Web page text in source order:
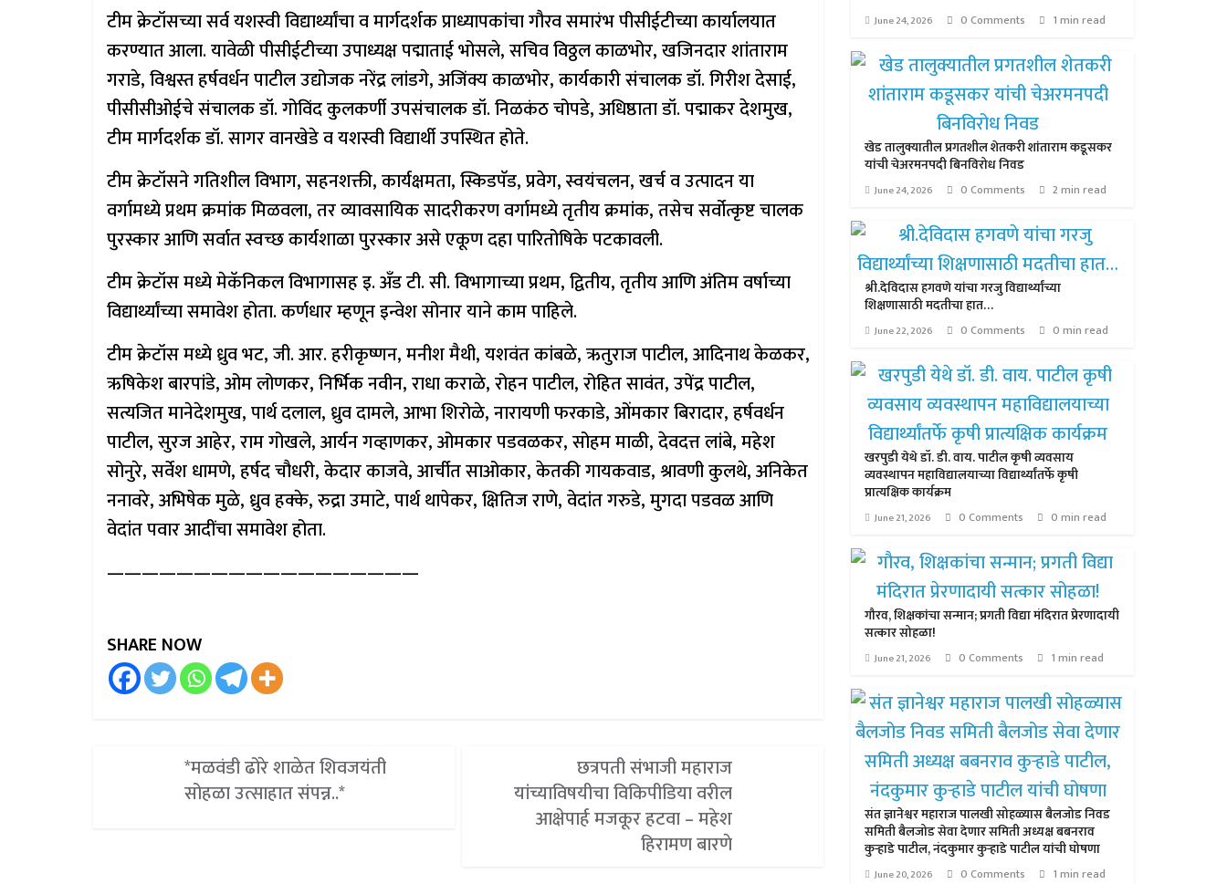
टीम क्रेटॉसच्या सर्व यशस्वी विद्यार्थ्यांचा व मार्गदर्शक प्राध्यापकांचा गौरव समारंभ पीसीईटीच्या कार्यालयात
करण्यात आला. यावेळी पीसीईटीच्या उपाध्यक्ष पद्माताई भोसले, सचिव विठ्ठल काळभोर, खजिनदार शांताराम
गराडे, विश्वस्त हर्षवर्धन पाटील उद्योजक नरेंद्र लांडगे, अजिंक्य काळभोर, कार्यकारी संचालक डॉ. गिरीश देसाई,
पीसीसीओईचे संचालक डॉ. गोविंद कुलकर्णी उपसंचालक डॉ. निळकंठ चोपडे, अधिष्ठाता डॉ. पद्माकर देशमुख,
टीम मार्गदर्शक डॉ. सागर वानखेडे व यशस्वी विद्यार्थी उपस्थित होते.
टीम क्रेटॉसने गतिशील विभाग, सहनशक्ती, कार्यक्षमता, स्किडपॅड, प्रवेग, स्वयंचलन, खर्च व उत्पादन या
वर्गामध्ये प्रथम क्रमांक मिळवला, तर व्यावसायिक सादरीकरण वर्गामध्ये तृतीय क्रमांक, तसेच सर्वोत्कृष्ट चालक
पुरस्कार आणि सर्वात स्वच्छ कार्यशाळा पुरस्कार असे एकूण दहा पारितोषिके पटकावली.
टीम क्रेटॉस मध्ये मेकॅनिकल विभागासह इ. अँड टी. सी. विभागाच्या प्रथम, द्वितीय, तृतीय आणि अंतिम वर्षाच्या
विद्यार्थ्यांच्या समावेश होता. कर्णधार म्हणून इन्वेश सोनार याने काम पाहिले.
टीम क्रेटॉस मध्ये ध्रुव भट, जी. आर. हरीकृष्णन, मनीश मैथी, यशवंत कांबळे, ऋतुराज पाटील, आदिनाथ केळकर,
ऋषिकेश बारपांडे, ओम लोणकर, निर्भिक नवीन, राधा कराळे, रोहन पाटील, रोहित सावंत, उपेंद्र पाटील,
सत्यजित मानेदेशमुख, पार्थ दलाल, ध्रुव दामले, आभा शिरोळे, नारायणी फरकाडे, ओंमकार बिरादार, हर्षवर्धन
पाटील, सुरज आहेर, राम गोखले, आर्यन गव्हाणकर, ओमकार पडवळकर, सोहम माळी, देवदत्त लांबे, महेश
सोनुरे, सर्वेश धामणे, हर्षद चौधरी, केदार काजवे, आर्चीत साओकार, केतकी गायकवाड, श्रावणी कुलथे, अनिकेत
ननावरे, अभिषेक मुळे, ध्रुव हक्के, रुद्रा उमाटे, पार्थ थापेकर, क्षितिज राणे, वेदांत गरुडे, मुगदा पडवळ आणि
वेदांत पवार आदींचा समावेश होता.
——————————————————
SHARE NOW
*मळवंडी ढोरे शाळेत शिवजयंती
सोहळा उत्साहात संपन्न..*
छत्रपती संभाजी महाराज
यांच्याविषयीचा विकिपीडिया वरील
आक्षेपार्ह मजकूर हटवा – महेश
हिरामण बारणे
June 24, 2026 0 Comments 1 min read
खेड तालुक्यातील प्रगतशील शेतकरी शांताराम कडूसकर
यांची चेअरमनपदी बिनविरोध निवड
June 24, 2026 0 Comments 2 min read
श्री.देविदास हगवणे यांचा गरजु विद्यार्थ्यांच्या
शिक्षणासाठी मदतीचा हात…
June 22, 2026 0 Comments 0 min read
खरपुडी येथे डॉ. डी. वाय. पाटील कृषी व्यवसाय
व्यवस्थापन महाविद्यालयाच्या विद्यार्थ्यांतर्फे कृषी
प्रात्यक्षिक कार्यक्रम
June 21, 2026 0 Comments 0 min read
गौरव, शिक्षकांचा सन्मान; प्रगती विद्या मंदिरात प्रेरणादायी
सत्कार सोहळा!
June 21, 2026 0 Comments 1 min read
संत ज्ञानेश्वर महाराज पालखी सोहळ्यास बैलजोड निवड
समिती बैलजोड सेवा देणार समिती अध्यक्ष बबनराव
कुऱ्हाडे पाटील, नंदकुमार कुऱ्हाडे पाटील यांची घोषणा
June 20, 2026 0 Comments 1 min read